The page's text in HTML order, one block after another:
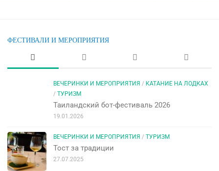
ФЕСТИВАЛИ И МЕРОПРИЯТИЯ
ВЕЧЕРИНКИ И МЕРОПРИЯТИЯ / КАТАНИЕ НА ЛОДКАХ
/ ТУРИЗМ
Таиландский бот-фестиваль 2026
19.01.2026
ВЕЧЕРИНКИ И МЕРОПРИЯТИЯ / ТУРИЗМ
Тост за традиции
27.07.2025